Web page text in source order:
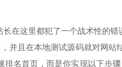
在这里都犯了一个战术性的
且在本地测试源码就对网
名首页，而是你实现以下步